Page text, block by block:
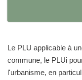
Le PLU applicable à
commune, le PLUi
l'urbanisme, en